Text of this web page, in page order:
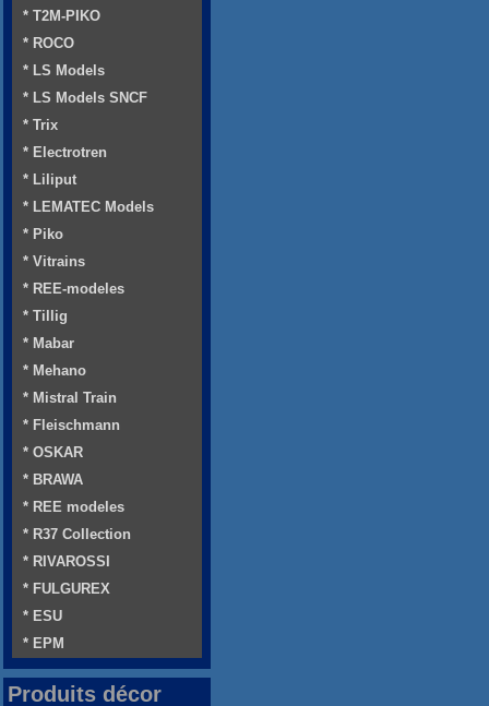
* T2M-PIKO
* ROCO
* LS Models
* LS Models SNCF
* Trix
* Electrotren
* Liliput
* LEMATEC Models
* Piko
* Vitrains
* REE-modeles
* Tillig
* Mabar
* Mehano
* Mistral Train
* Fleischmann
* OSKAR
* BRAWA
* REE modeles
* R37 Collection
* RIVAROSSI
* FULGUREX
* ESU
* EPM
Produits décor